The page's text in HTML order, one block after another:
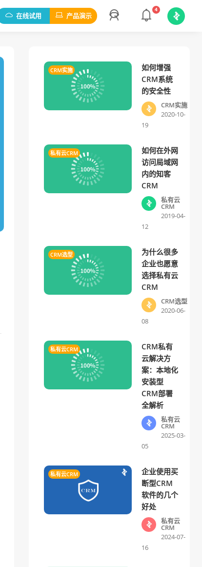
在线试用 产品演示
4
CRM实施
如何增强
CRM系统
的安全性
CRM实施
2020-10-
19
私有云CRM
如何在外网
访问局域网
内的知客
CRM
私有云
CRM
2019-04-
12
CRM选型
为什么很多
企业也愿意
选择私有云
CRM
CRM选型
2020-06-
08
私有云CRM
CRM私有
云解决方
案：本地化
安装型
CRM部署
全解析
私有云
CRM
2025-03-
05
私有云CRM
企业使用买
断型CRM
软件的几个
好处
私有云
CRM
2024-07-
16